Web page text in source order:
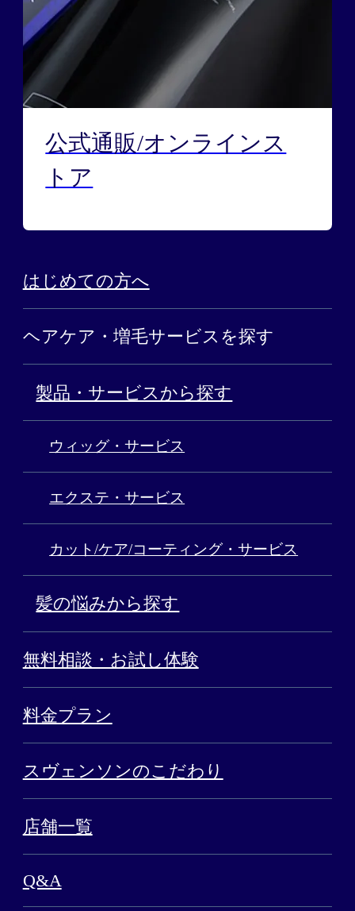
公式通販/オンラインス
トア
はじめての方へ
ヘアケア・増毛サービスを探す
製品・サービスから探す
ウィッグ・サービス
エクステ・サービス
カット/ケア/コーティング・サービス
髪の悩みから探す
無料相談・お試し体験
料金プラン
スヴェンソンのこだわり
店舗一覧
Q&A